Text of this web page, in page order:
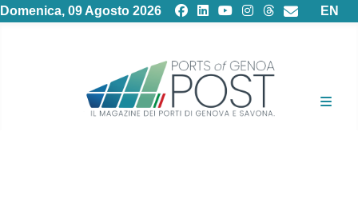
Domenica, 09 Agosto 2026 EN